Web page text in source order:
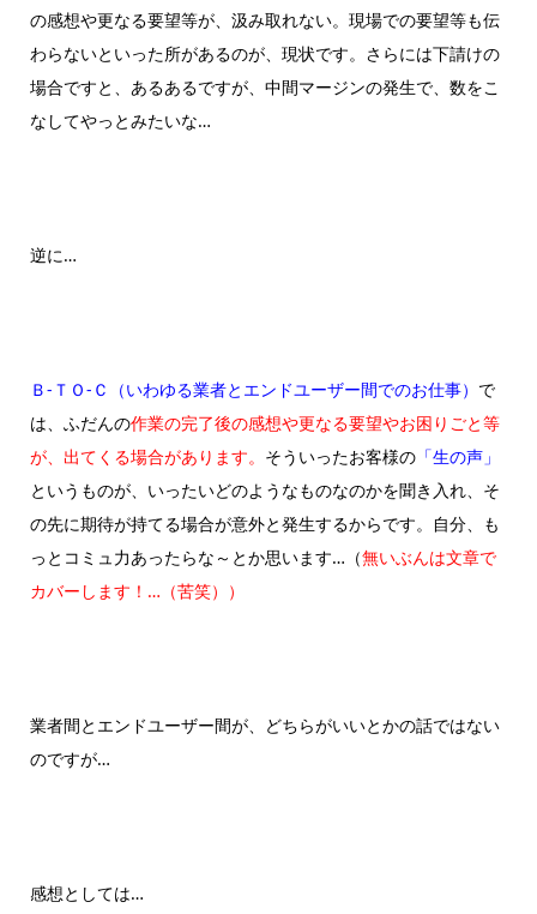
の感想や更なる要望等が、汲み取れない。現場での要望等も伝
わらないといった所があるのが、現状です。さらには下請けの
場合ですと、あるあるですが、中間マージンの発生で、数をこ
なしてやっとみたいな…
逆に…
Ｂ-ＴＯ-Ｃ（いわゆる業者とエンドユーザー間でのお仕事） で
は、ふだんの作業の完了後の感想や更なる要望やお困りごと等
が、出てくる場合があります。 そういったお客様の「生の声」
というものが、いったいどのようなものなのかを聞き入れ、そ
の先に期待が持てる場合が意外と発生するからです。自分、も
っとコミュ力あったらな～とか思います…（無いぶんは文章で
カバーします！…（苦笑））
業者間とエンドユーザー間が、どちらがいいとかの話ではない
のですが…
感想としては…